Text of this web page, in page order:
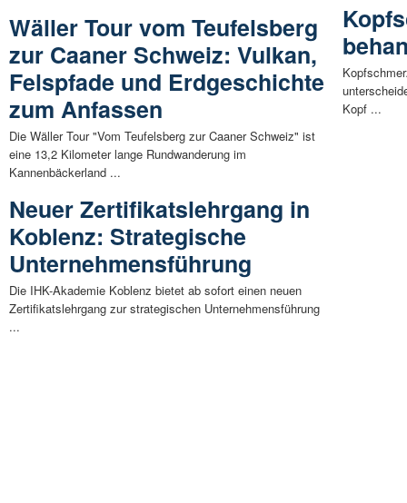
Wäller Tour vom Teufelsberg
zur Caaner Schweiz: Vulkan,
Felspfade und Erdgeschichte
zum Anfassen
Die Wäller Tour "Vom Teufelsberg zur Caaner Schweiz" ist
eine 13,2 Kilometer lange Rundwanderung im
Kannenbäckerland ...
Neuer Zertifikatslehrgang in
Koblenz: Strategische
Unternehmensführung
Die IHK-Akademie Koblenz bietet ab sofort einen neuen
Zertifikatslehrgang zur strategischen Unternehmensführung
...
Kopf ...